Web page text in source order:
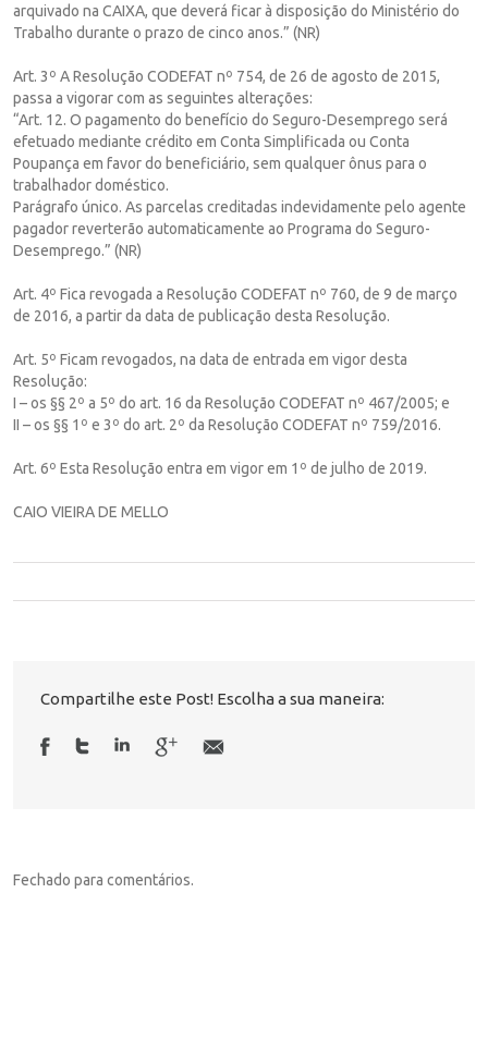
arquivado na CAIXA, que deverá ficar à disposição do Ministério do
Trabalho durante o prazo de cinco anos.” (NR)
Art. 3º A Resolução CODEFAT nº 754, de 26 de agosto de 2015,
passa a vigorar com as seguintes alterações:
“Art. 12. O pagamento do benefício do Seguro-Desemprego será
efetuado mediante crédito em Conta Simplificada ou Conta
Poupança em favor do beneficiário, sem qualquer ônus para o
trabalhador doméstico.
Parágrafo único. As parcelas creditadas indevidamente pelo agente
pagador reverterão automaticamente ao Programa do Seguro-
Desemprego.” (NR)
Art. 4º Fica revogada a Resolução CODEFAT nº 760, de 9 de março
de 2016, a partir da data de publicação desta Resolução.
Art. 5º Ficam revogados, na data de entrada em vigor desta
Resolução:
I – os §§ 2º a 5º do art. 16 da Resolução CODEFAT nº 467/2005; e
II – os §§ 1º e 3º do art. 2º da Resolução CODEFAT nº 759/2016.
Art. 6º Esta Resolução entra em vigor em 1º de julho de 2019.
CAIO VIEIRA DE MELLO
Compartilhe este Post! Escolha a sua maneira:
Fechado para comentários.